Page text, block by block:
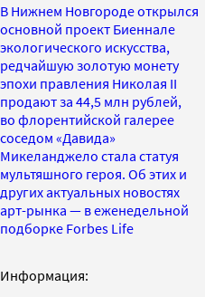
В Нижнем Новгороде открылся
основной проект Биеннале
экологического искусства,
редчайшую золотую монету
эпохи правления Николая II
продают за 44,5 млн рублей,
во флорентийской галерее
соседом «Давида»
Микеланджело стала статуя
мультяшного героя. Об этих и
других актуальных новостях
арт-рынка — в еженедельной
подборке Forbes Life
Информация: